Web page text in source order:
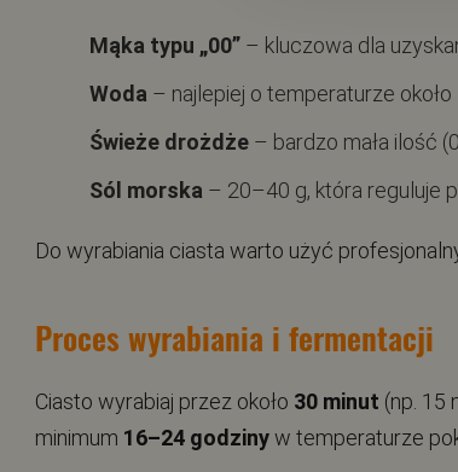
Mąka typu „00” – kluczowa dla
Woda – najlepiej o temperaturze
Świeże drożdże – bardzo mała ilość
Sól morska – 20–40 g, która reguluje
Do wyrabiania ciasta warto użyć
Proces wyrabiania i fermentacji
Ciasto wyrabiaj przez około 30 minut (np. 15
minimum 16–24 godzinyw temperaturze